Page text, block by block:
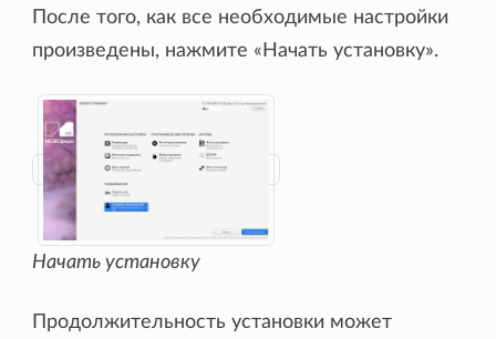
После того, как все необходимые настройки
произведены, нажмите «Начать установку».
Начать установку
Продолжительность установки может